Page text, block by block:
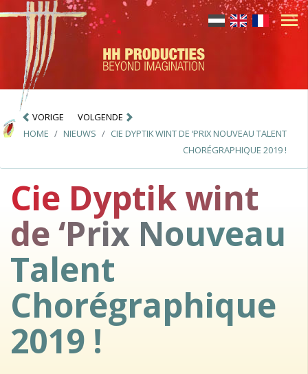
VORIGE
VOLGENDE
HOME
NIEUWS
CIE DYPTIK WINT DE ‘PRIX NOUVEAU TALENT
CHORÉGRAPHIQUE 2019 !
Cie Dyptik wint
de ‘Prix Nouveau
Talent
Chorégraphique
2019 !